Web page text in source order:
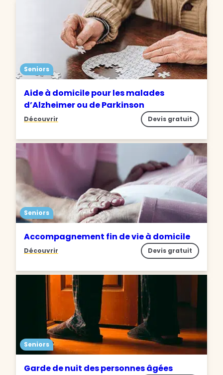
Seniors
Aide à domicile pour les malades
d’Alzheimer ou de Parkinson
Découvrir Devis gratuit
Seniors
Accompagnement fin de vie à domicile
Découvrir Devis gratuit
Seniors
Garde de nuit des personnes âgées